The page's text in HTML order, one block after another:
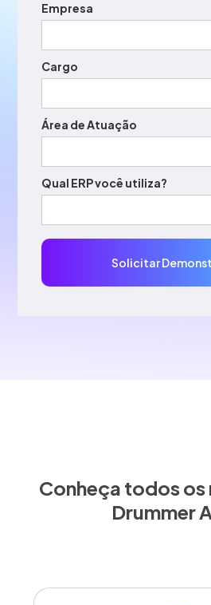
Empresa
Cargo
Área de Atuação
Qual ERP você utiliza?
Conheça todos
Drummer